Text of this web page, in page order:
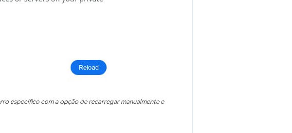
específico com a opção de recarregar manualmente e